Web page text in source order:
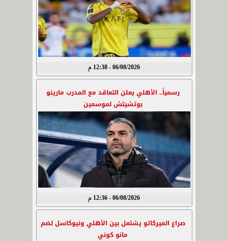
06/08/2026 - 12:38 م
رسمياً.. الأهلي يعلن التعاقد مع المدرب مارينو
بوتشيتش لموسمين
06/08/2026 - 12:36 م
صراع الميركاتو يشتعل بين الأهلي ونيوكاسل لضم
مانو كوني